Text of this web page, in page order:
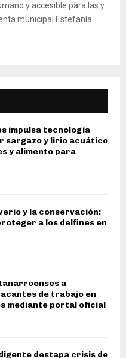
y accesible para las y
municipal Estefanía...
impulsa tecnología
sargazo y lirio acuático
y alimento para
y la conservación:
a los delfines en
a
de trabajo en
mediante portal oficial
destapa crisis de